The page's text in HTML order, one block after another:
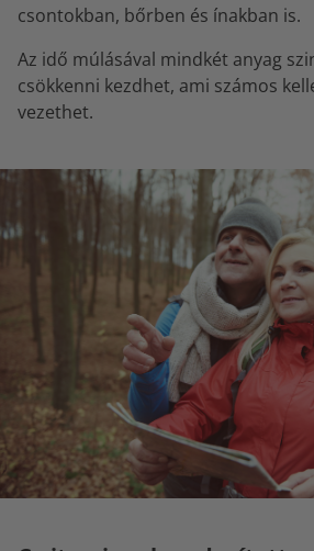
csontokban, bőrben és ínakban is.
Az idő múlásával mindkét anyag
csökkenni kezdhet, ami számos
vezethet.